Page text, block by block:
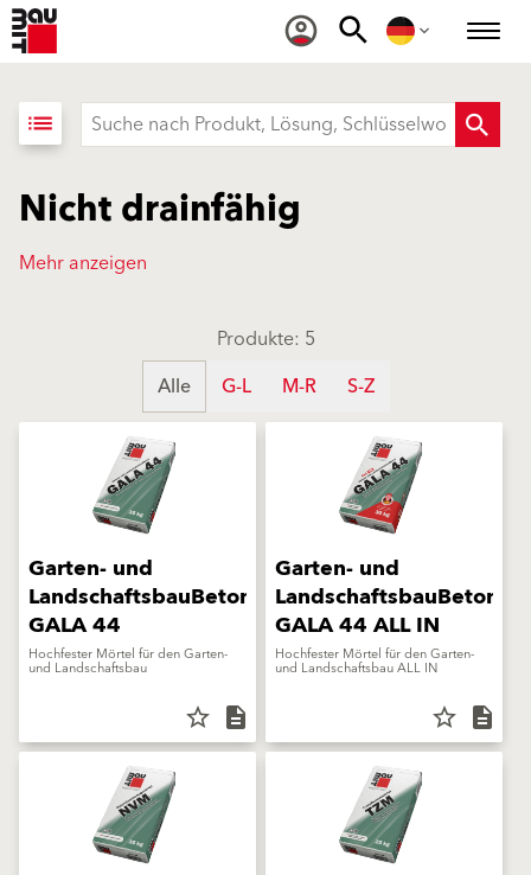
list
Nicht drainfähig
Mehr anzeigen
Produkte: 5
Alle
G-L M-R S-Z
Garten- und
LandschaftsbauBeton
GALA 44
Hochfester Mörtel für den Garten-
und Landschaftsbau
star_border description
Garten- und
LandschaftsbauBeton
GALA 44 ALL IN
Hochfester Mörtel für den Garten-
und Landschaftsbau ALL IN
star_border description